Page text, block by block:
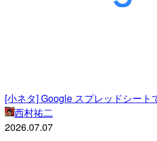
[小ネタ] Google スプレッドシー
西村祐二
2026.07.07